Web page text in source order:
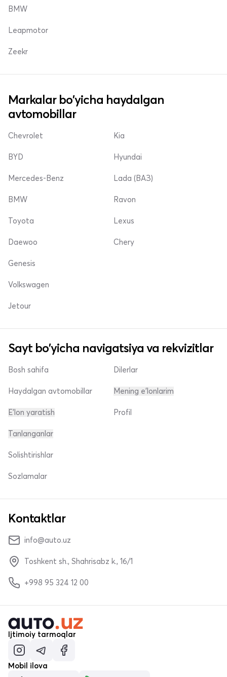
BMW
Leapmotor
Zeekr
Markalar bo'yicha haydalgan
avtomobillar
Chevrolet
BYD
Mercedes-Benz
Kia
Hyundai
Lada (ВАЗ)
BMW
Toyota
Daewoo
Ravon
Lexus
Chery
Genesis
Volkswagen
Jetour
Sayt bo'yicha navigatsiya va rekvizitlar
Bosh sahifa
Haydalgan avtomobillar
E'lon yaratish
Dilerlar
Mening e'lonlarim
Profil
Tanlanganlar
Solishtirishlar
Sozlamalar
Kontaktlar
info@auto.uz
Toshkent sh., Shahrisabz k., 16/1
+998 95 324 12 00
Ijtimoiy tarmoqlar
Mobil ilova